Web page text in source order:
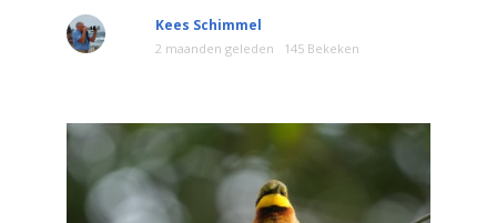
Kees Schimmel
2 maanden geleden 145 Bekeken